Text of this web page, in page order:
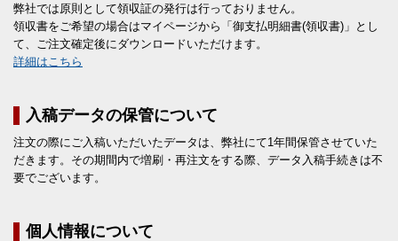
弊社では原則として領収証の発行は行っておりません。
領収書をご希望の場合はマイページから「御支払明細書(領収書)」とし
て、ご注文確定後にダウンロードいただけます。
詳細はこちら
入稿データの保管について
注文の際にご入稿いただいたデータは、弊社にて1年間保管させていた
だきます。その期間内で増刷・再注文をする際、データ入稿手続きは不
要でございます。
個人情報について